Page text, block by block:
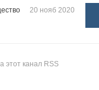
20 нояб 2020
этот канал RSS